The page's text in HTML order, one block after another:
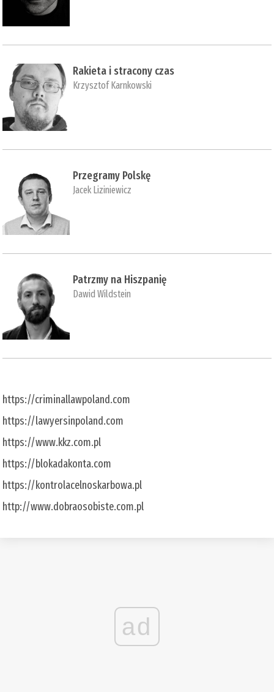
Rakieta i stracony czas
Krzysztof Karnkowski
Przegramy Polskę
Jacek Liziniewicz
Patrzmy na Hiszpanię
Dawid Wildstein
https://criminallawpoland.com
https://lawyersinpoland.com
https://www.kkz.com.pl
https://blokadakonta.com
https://kontrolacelnoskarbowa.pl
http://www.dobraosobiste.com.pl
ad